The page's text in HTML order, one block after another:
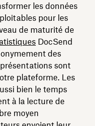
les données
pour les
de maturité de
DocSend
des
sont
plateforme. Les
bien le temps
à la lecture de
moyen